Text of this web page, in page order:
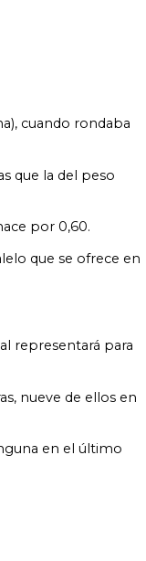
cuando rondaba
que la del peso
por 0,60.
que se ofrece en
representará para
nueve de ellos en
en el último